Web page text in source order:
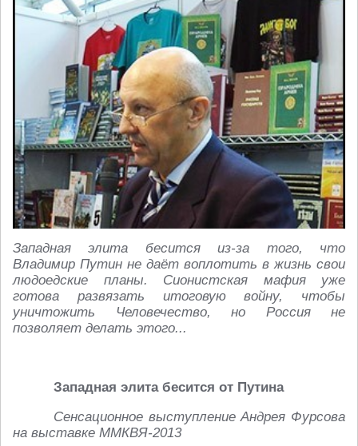
Западная элита бесится из-за того, что
Владимир Путин не даёт воплотить в жизнь свои
людоедские планы. Сионистская мафия уже
готова развязать итоговую войну, чтобы
уничтожить Человечество, но Россия не
позволяет делать этого...
Западная элита бесится от Путина
Сенсационное выступление Андрея Фурсова
на выставке ММКВЯ-2013